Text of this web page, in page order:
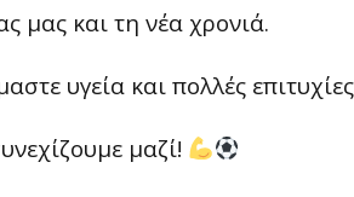
μας και τη νέα χρονιά.
υγεία και πολλές
μαζί!